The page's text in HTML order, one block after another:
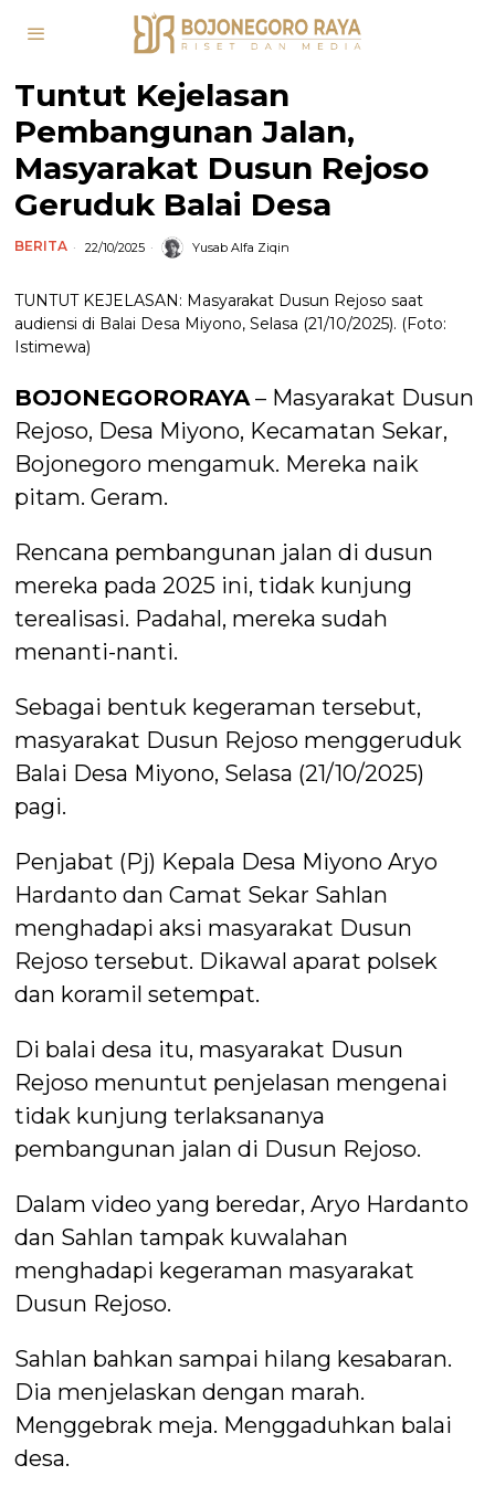
Tuntut Kejelasan
Pembangunan Jalan,
Masyarakat Dusun Rejoso
Geruduk Balai Desa
BERITA 22/10/2025 Yusab Alfa Ziqin
TUNTUT KEJELASAN: Masyarakat Dusun Rejoso saat
audiensi di Balai Desa Miyono, Selasa (21/10/2025). (Foto:
Istimewa)
BOJONEGORORAYA– Masyarakat Dusun
Rejoso, Desa Miyono, Kecamatan Sekar,
Bojonegoro mengamuk. Mereka naik
pitam. Geram.
Rencana pembangunan jalan di dusun
mereka pada 2025 ini, tidak kunjung
terealisasi. Padahal, mereka sudah
menanti-nanti.
Sebagai bentuk kegeraman tersebut,
masyarakat Dusun Rejoso menggeruduk
Balai Desa Miyono, Selasa (21/10/2025)
pagi.
Penjabat (Pj) Kepala Desa Miyono Aryo
Hardanto dan Camat Sekar Sahlan
menghadapi aksi masyarakat Dusun
Rejoso tersebut. Dikawal aparat polsek
dan koramil setempat.
Di balai desa itu, masyarakat Dusun
Rejoso menuntut penjelasan mengenai
tidak kunjung terlaksananya
pembangunan jalan di Dusun Rejoso.
Dalam video yang beredar, Aryo Hardanto
dan Sahlan tampak kuwalahan
menghadapi kegeraman masyarakat
Dusun Rejoso.
Sahlan bahkan sampai hilang kesabaran.
Dia menjelaskan dengan marah.
Menggebrak meja. Menggaduhkan balai
desa.